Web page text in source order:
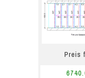
Preis